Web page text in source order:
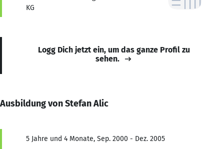
KG
Logg Dich jetzt ein, um das ganze Profil zu
sehen.
Ausbildung von Stefan Alic
5 Jahre und 4 Monate, Sep. 2000 - Dez. 2005